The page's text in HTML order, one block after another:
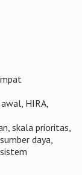
HIRA,
skala prioritas,
daya,